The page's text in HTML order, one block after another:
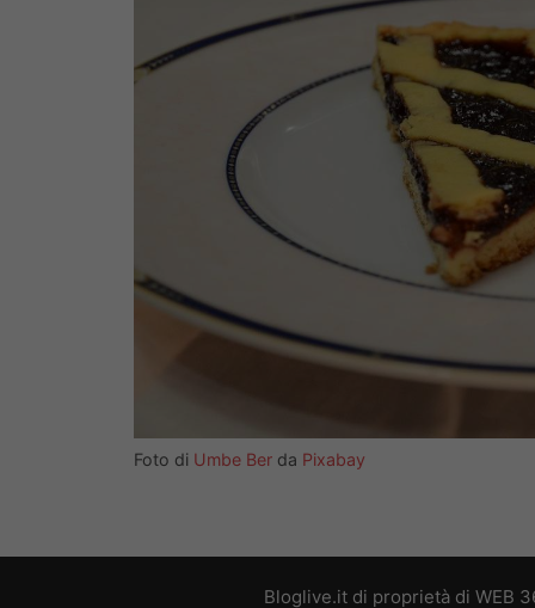
Foto di Umbe Ber da Pixabay
Bloglive.it di proprietà di WEB